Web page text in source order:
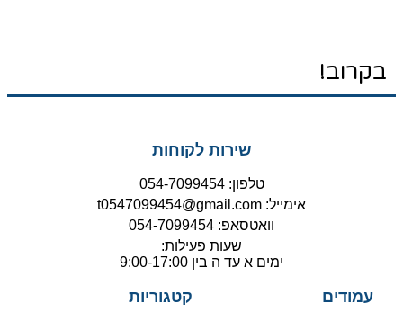
בקרוב!
שירות לקוחות
טלפון: 054-7099454
אימייל: t0547099454@gmail.com
וואטסאפ: 054-7099454
שעות פעילות:
ימים א עד ה בין 9:00-17:00
עמודים קטגוריות